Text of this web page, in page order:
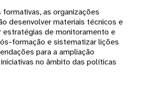
as organizações
desenvolver materiais técnicos e
estratégias de monitoramento e
formação e sistematizar lições
para a ampliação
no âmbito das políticas